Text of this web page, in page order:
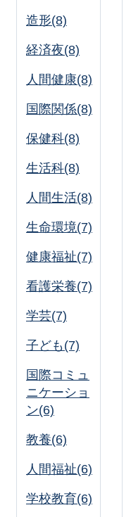
造形(8)
経済夜(8)
人間健康(8)
国際関係(8)
保健科(8)
生活科(8)
人間生活(8)
生命環境(7)
健康福祉(7)
看護栄養(7)
学芸(7)
子ども(7)
国際コミュ
ニケーショ
ン(6)
教養(6)
人間福祉(6)
学校教育(6)